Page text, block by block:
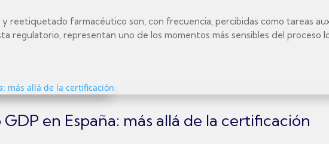
reetiquetado farmacéutico son, con frecuencia, percibidas como tareas
regulatorio, representan uno de los momentos más sensibles del proceso
en España: más allá de la certificación